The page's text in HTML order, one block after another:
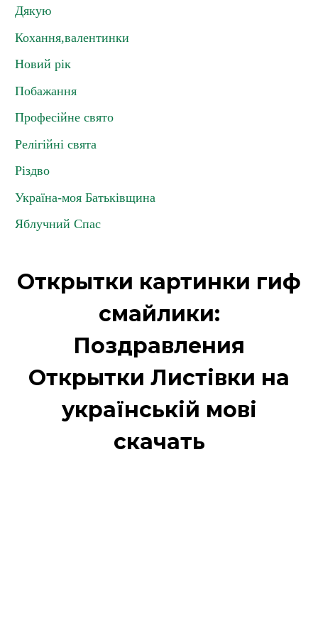
Дякую
Кохання,валентинки
Новий рік
Побажання
Професійне свято
Релігійні свята
Різдво
Україна-моя Батьківщина
Яблучний Спас
Открытки картинки гиф
смайлики:
Поздравления
Открытки Листівки на
українській мові
скачать